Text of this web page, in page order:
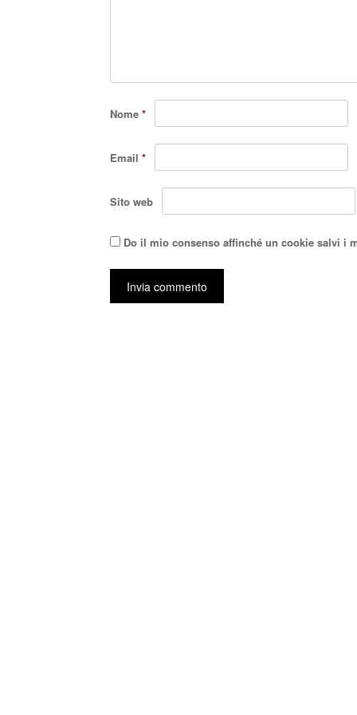
Nome *
Email *
Sito web
Do il mio consenso affinché un cookie salvi i